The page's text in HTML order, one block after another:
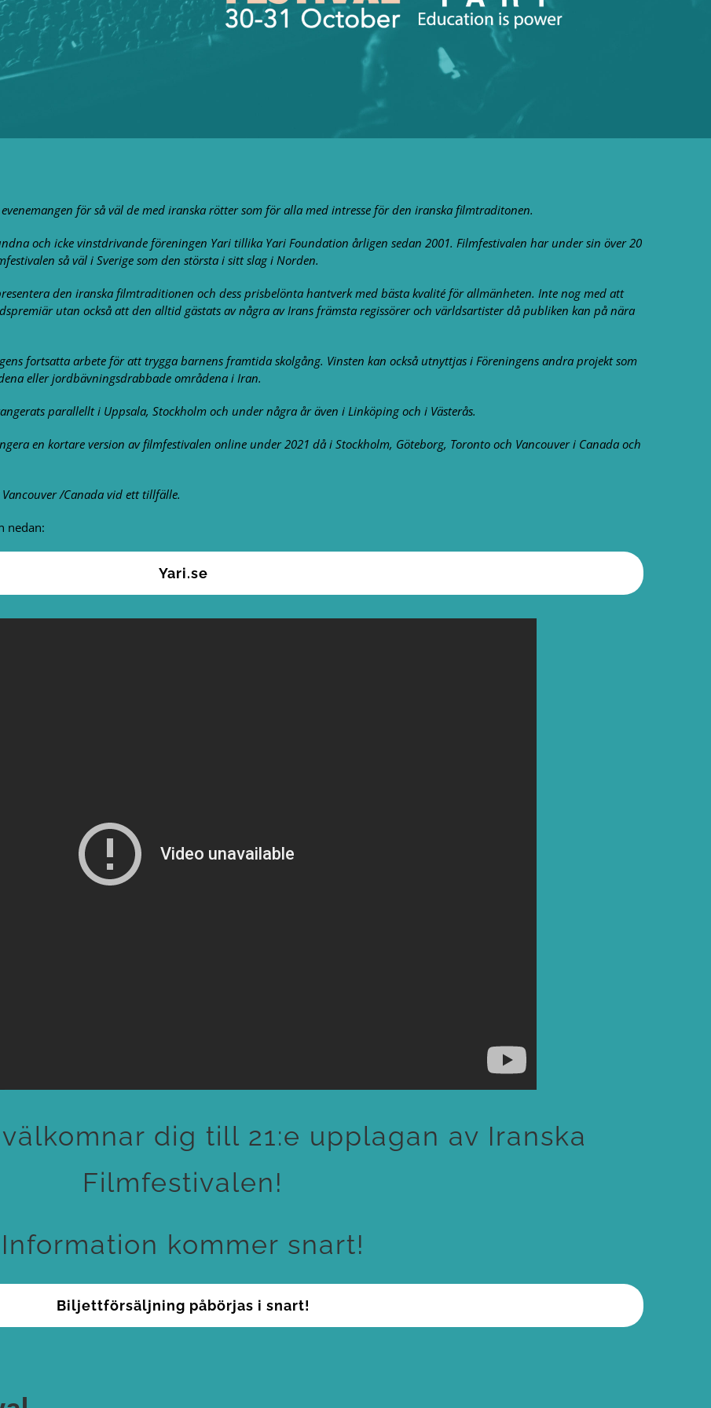
för så väl de med iranska rötter som för alla med intresse för den iranska filmtraditonen.
och icke vinstdrivande föreningen Yari tillika Yari Foundation årligen sedan 2001. Filmfestivalen har under sin över 20
så väl i Sverige som den största i sitt slag i Norden.
den iranska filmtraditionen och dess prisbelönta hantverk med bästa kvalité för allmänheten. Inte nog med att
utan också att den alltid gästats av några av Irans främsta regissörer och världsartister då publiken kan på nära
fortsatta arbete för att trygga barnens framtida skolgång. Vinsten kan också utnyttjas i Föreningens andra projekt som
eller jordbävningsdrabbade områdena i Iran.
parallellt i Uppsala, Stockholm och under några år även i Linköping och i Västerås.
en kortare version av filmfestivalen online under 2021 då i Stockholm, Göteborg, Toronto och Vancouver i Canada och
/Canada vid ett tillfälle.
nedan:
Yari.se
dig till 21:e upplagan av Iranska
Filmfestivalen!
Information kommer snart!
Biljettförsäljning påbörjas i snart!